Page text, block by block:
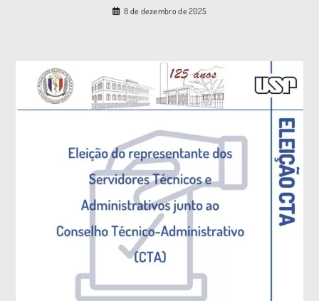
8 de dezembro de 2025